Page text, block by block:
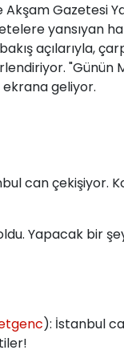
Gazetesi
yansıyan
açılarıyla,
"Günün
ekrana geliyor.
can çekişiyor.
Yapacak bir
): İstanbul